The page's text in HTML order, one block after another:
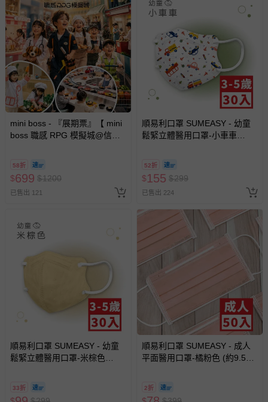
mini boss - 『展期票』【 mini
boss 職感 RPG 模擬城@信義
券，於展期現場憑訂單編號兌
換，依現場梯次安排入場，逾
期作廢) (兒童票(2歲以上)贈一
名陪伴成人)
58折
$699 $1200
已售出 121
順易利口罩 SUMEASY - 幼童
鬆緊立體醫用口罩-小車車
適用)-30入
52折
$155 $299
已售出 224
順易利口罩 SUMEASY - 幼童
鬆緊立體醫用口罩-米棕色
適用)-30入
33折
順易利口罩 SUMEASY - 成人
平面醫用口罩-橘粉色 (約9.5cm
2折